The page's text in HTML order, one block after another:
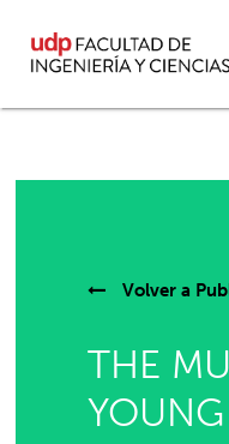
Volver a
THE